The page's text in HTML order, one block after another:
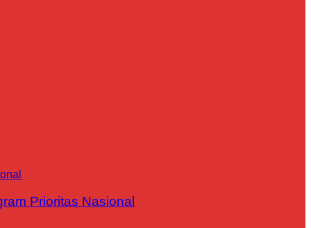
Prioritas Nasional